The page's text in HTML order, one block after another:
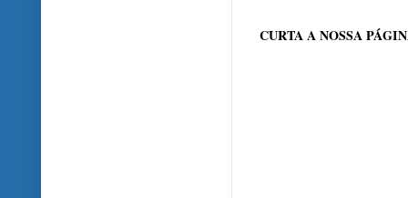
CURTA A NOSSA